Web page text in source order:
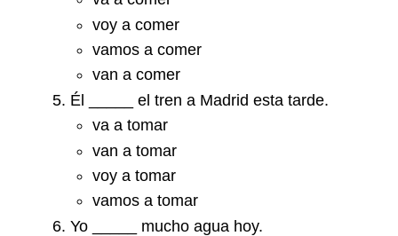
voy a comer
vamos a comer
van a comer
Él _____ el tren a Madrid esta tarde.
va a tomar
van a tomar
voy a tomar
vamos a tomar
Yo _____ mucho agua hoy.